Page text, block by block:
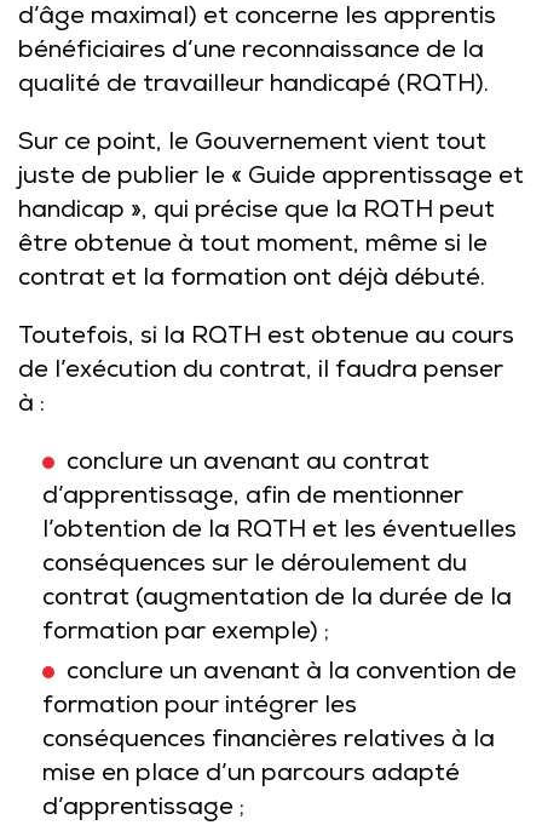
d’âge maximal) et concerne les apprentis
bénéficiaires d’une reconnaissance de la
qualité de travailleur handicapé (RQTH).
Sur ce point, le Gouvernement vient tout
juste de publier le « Guide apprentissage et
handicap », qui précise que la RQTH peut
être obtenue à tout moment, même si le
contrat et la formation ont déjà débuté.
Toutefois, si la RQTH est obtenue au cours
de l’exécution du contrat, il faudra penser
à :
conclure un avenant au contrat
d’apprentissage, afin de mentionner
l’obtention de la RQTH et les éventuelles
conséquences sur le déroulement du
contrat (augmentation de la durée de la
formation par exemple) ;
conclure un avenant à la convention de
formation pour intégrer les
conséquences financières relatives à la
mise en place d’un parcours adapté
d’apprentissage ;